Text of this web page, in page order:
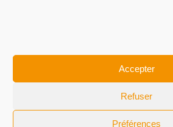
Accepter
Refuser
Préférences
Mentions légales-Contact
© 2026 Lovesurimi. Tous droits